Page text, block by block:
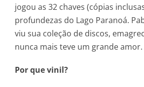
jogou as 32 chaves (cópias
profundezas do Lago Paranoá.
viu sua coleção de discos,
nunca mais teve um grande amor.
Por que vinil?